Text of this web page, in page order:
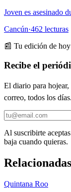
Joven es asesinado
Cancún·462 lecturas
📰 Tu edición de hoy
Recibe el
El diario para
correo, todos los
Al suscribirte
baja cuando quieras.
Relacionadas
Quintana Roo